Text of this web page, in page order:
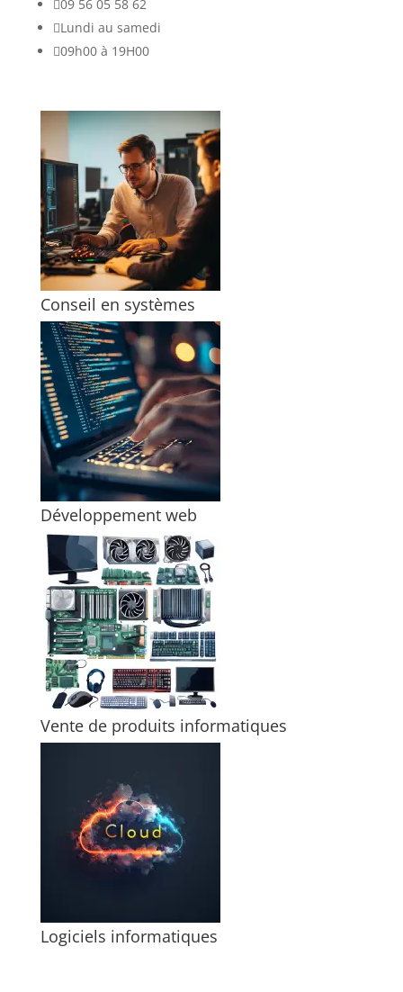
09 56 05 58 62
Lundi au samedi
09h00 à 19H00
Conseil en systèmes
Développement web
Vente de produits informatiques
Logiciels informatiques